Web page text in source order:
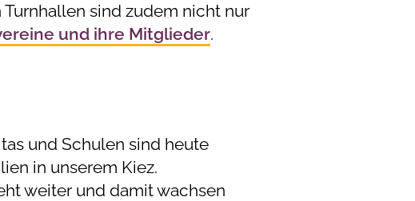
sind zudem nicht nur
und ihre Mitglieder.
und Schulen sind heute
in unserem Kiez.
weiter und damit wachsen